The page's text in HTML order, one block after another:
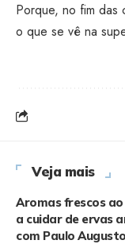
Porque, no fim das
o que se vê na
Veja mais
Aromas frescos
a cuidar de ervas
com Paulo